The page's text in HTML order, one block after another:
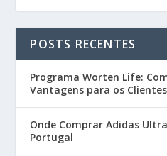
POSTS RECENTES
Programa Worten Life:
Vantagens para os Clientes
Onde Comprar Adidas
Portugal